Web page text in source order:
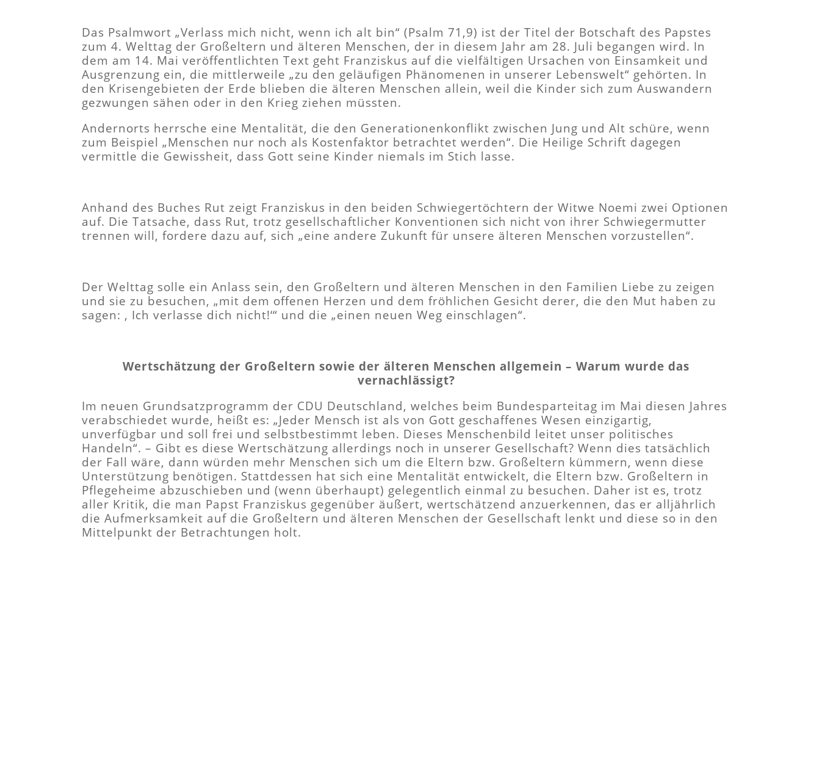
Das Psalmwort „Verlass mich nicht, wenn ich alt bin“ (Psalm 71,9) ist der Titel der Botschaft des Papstes
zum 4. Welttag der Großeltern und älteren Menschen, der in diesem Jahr am 28. Juli begangen wird. In
dem am 14. Mai veröffentlichten Text geht Franziskus auf die vielfältigen Ursachen von Einsamkeit und
Ausgrenzung ein, die mittlerweile „zu den geläufigen Phänomenen in unserer Lebenswelt“ gehörten. In
den Krisengebieten der Erde blieben die älteren Menschen allein, weil die Kinder sich zum Auswandern
gezwungen sähen oder in den Krieg ziehen müssten.
Andernorts herrsche eine Mentalität, die den Generationenkonflikt zwischen Jung und Alt schüre, wenn
zum Beispiel „Menschen nur noch als Kostenfaktor betrachtet werden“. Die Heilige Schrift dagegen
vermittle die Gewissheit, dass Gott seine Kinder niemals im Stich lasse.
Anhand des Buches Rut zeigt Franziskus in den beiden Schwiegertöchtern der Witwe Noemi zwei Optionen
auf. Die Tatsache, dass Rut, trotz gesellschaftlicher Konventionen sich nicht von ihrer Schwiegermutter
trennen will, fordere dazu auf, sich „eine andere Zukunft für unsere älteren Menschen vorzustellen“.
Der Welttag solle ein Anlass sein, den Großeltern und älteren Menschen in den Familien Liebe zu zeigen
und sie zu besuchen, „mit dem offenen Herzen und dem fröhlichen Gesicht derer, die den Mut haben zu
sagen: ‚ Ich verlasse dich nicht!‘“ und die „einen neuen Weg einschlagen“.
Wertschätzung der Großeltern sowie der älteren Menschen allgemein – Warum wurde das
vernachlässigt?
Im neuen Grundsatzprogramm der CDU Deutschland, welches beim Bundesparteitag im Mai diesen Jahres
verabschiedet wurde, heißt es: „Jeder Mensch ist als von Gott geschaffenes Wesen einzigartig,
unverfügbar und soll frei und selbstbestimmt leben. Dieses Menschenbild leitet unser politisches
Handeln“. – Gibt es diese Wertschätzung allerdings noch in unserer Gesellschaft? Wenn dies tatsächlich
der Fall wäre, dann würden mehr Menschen sich um die Eltern bzw. Großeltern kümmern, wenn diese
Unterstützung benötigen. Stattdessen hat sich eine Mentalität entwickelt, die Eltern bzw. Großeltern in
Pflegeheime abzuschieben und (wenn überhaupt) gelegentlich einmal zu besuchen. Daher ist es, trotz
aller Kritik, die man Papst Franziskus gegenüber äußert, wertschätzend anzuerkennen, das er alljährlich
die Aufmerksamkeit auf die Großeltern und älteren Menschen der Gesellschaft lenkt und diese so in den
Mittelpunkt der Betrachtungen holt.